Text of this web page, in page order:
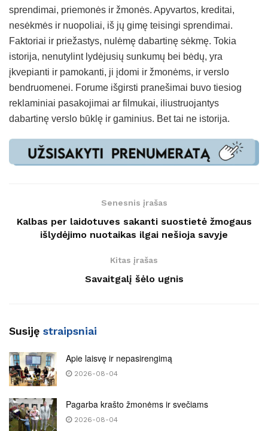
sprendimai, priemonės ir žmonės. Apyvartos, kreditai,
nesėkmės ir nuopoliai, iš jų gimę teisingi sprendimai.
Faktoriai ir priežastys, nulėmę dabartinę sėkmę. Tokia
istorija, nenutylint lydėjusių sunkumų bei bėdų, yra
įkvepianti ir pamokanti, ji įdomi ir žmonėms, ir verslo
bendruomenei. Forume išgirsti pranešimai buvo tiesiog
reklaminiai pasakojimai ar filmukai, iliustruojantys
dabartinę verslo būklę ir gaminius. Bet tai ne istorija.
Senesnis įrašas
Kalbas per laidotuves sakanti suostietė žmogaus
išlydėjimo nuotaikas ilgai nešioja savyje
Kitas įrašas
Savaitgalį šėlo ugnis
Susiję straipsniai
Apie laisvę ir nepasirengimą
2026-08-04
Pagarba krašto žmonėms ir svečiams
2026-08-04